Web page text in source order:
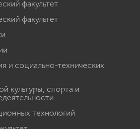
факультет
факультет
факультет